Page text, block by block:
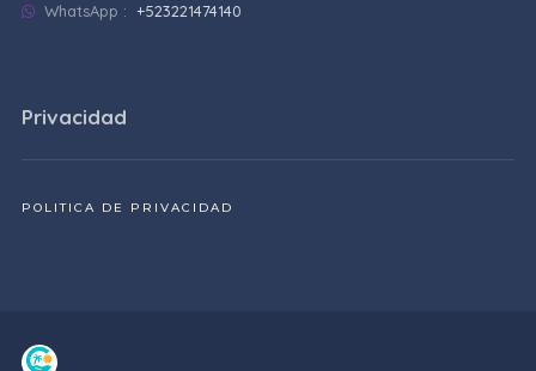
WhatsApp : +523221474140
Privacidad
POLITICA DE PRIVACIDAD